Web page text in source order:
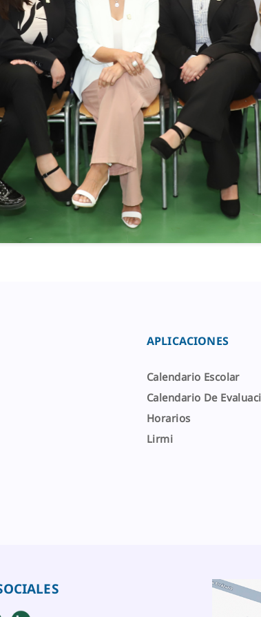
APLICACIONES
Calendario Escolar
Calendario De
Horarios
Lirmi